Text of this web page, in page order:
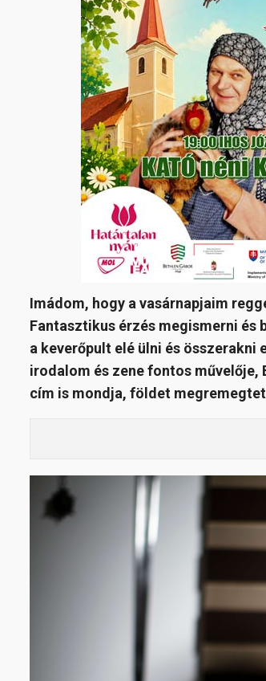
Imádom, hogy a vasárnapjaim
Fantasztikus érzés megismerni
a keverőpult elé ülni és
irodalom és zene fontos
cím is mondja, földet